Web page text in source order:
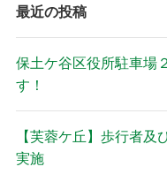
最近の投稿
保土ケ谷区役所駐車場
す！
【芙蓉ケ丘】歩行者
実施